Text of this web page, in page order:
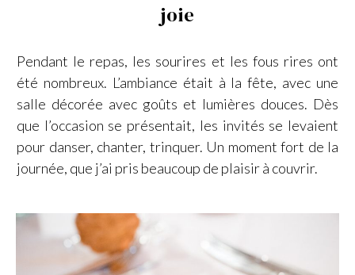
joie
Pendant le repas, les sourires et les fous rires ont
été nombreux. L’ambiance était à la fête, avec une
salle décorée avec goûts et lumières douces. Dès
que l’occasion se présentait, les invités se levaient
pour danser, chanter, trinquer. Un moment fort de la
journée, que j’ai pris beaucoup de plaisir à couvrir.